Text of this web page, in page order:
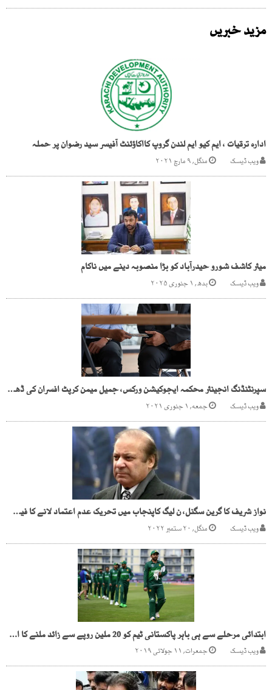
مزید خبریں
ادارہ ترقیات ، ایم کیو ایم لندن گروپ کااکاؤئنٹ آفیسر سید رضوان پر حملہ
ویب ڈیسک منگل, ۹ مارچ ۲۰۲۱
میئر کاشف شورو حیدرآباد کو بڑا منصوبہ دینے میں ناکام
ویب ڈیسک بدھ, ۱ جنوری ۲۰۲۵
سپرنٹنڈنگ انجینئر محکمہ ایجوکیشن ورکس، جمیل میمن کرپٹ افسران کی ڈھال بن گئے
ویب ڈیسک جمعه, ۱ جنوری ۲۰۲۱
نواز شریف کا گرین سگنل، ن لیگ کاپنجاب میں تحریک عدم اعتماد لانے کا فیصلہ
ویب ڈیسک منگل, ۲۰ ستمبر ۲۰۲۲
ابتدائی مرحلے سے ہی باہر پاکستانی ٹیم کو 20 ملین روپے سے زائد ملنے کا امکان
ویب ڈیسک جمعرات, ۱۱ جولائی ۲۰۱۹